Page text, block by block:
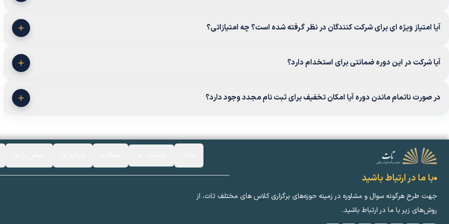
آیا امتیاز ویژه ای برای شرکت کنندگان در نظر گرفته شده است؟ چه امتیازاتی؟
آیا شرکت در این دوره ضمانتی برای استخدام دارد؟
در صورت ناتمام ماندن دوره آیا امکان تخفیف برای ثبت نام مجدد وجود دارد؟
با ما در ارتباط باشید
جهت طرح هرگونه سوال و مشاوره در زمینه‌ حوزه‌های برگزاری کلاس ‌های مختلف تات، از
روش‌های زیر با ما در ارتباط باشید.